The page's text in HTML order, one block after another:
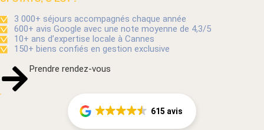
3 000+ séjours accompagnés chaque année
600+ avis Google avec une note moyenne de 4,3/5
10+ ans d’expertise locale à Cannes
150+ biens confiés en gestion exclusive
Prendre rendez-vous
615 avis